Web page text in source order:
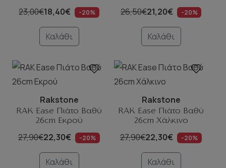
23,00€18,40€ -20%
Καλάθι
26,50€21,20€ -20%
Καλάθι
Rakstone
RAK Ease Πιάτο Βαθύ
26cm Εκρού
27,90€22,30€ -20%
Καλάθι
Rakstone
RAK Ease Πιάτο Βαθύ
26cm Χάλκινο
27,90€22,30€ -20%
Καλάθι